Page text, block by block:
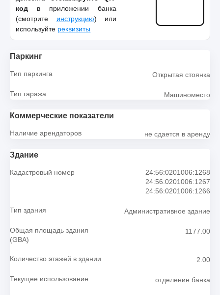
код в приложении банка
(смотрите инструкцию) или
используйте реквизиты
Паркинг
Тип паркинга Открытая стоянка
Тип гаража Машиноместо
Коммерческие показатели
Наличие арендаторов не сдается в аренду
Здание
Кадастровый номер
24:56:0201006:1268
24:56:0201006:1267
24:56:0201006:1266
Тип здания Административное здание
Общая площадь здания
(GBA)
1177.00
Количество этажей в здании 2.00
Текущее использование отделение банка